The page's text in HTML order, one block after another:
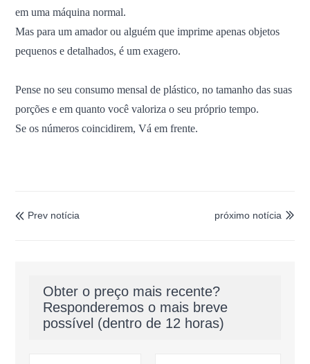
em uma máquina normal.
Mas para um amador ou alguém que imprime apenas objetos
pequenos e detalhados, é um exagero.
Pense no seu consumo mensal de plástico, no tamanho das suas
porções e em quanto você valoriza o seu próprio tempo.
Se os números coincidirem,Vá em frente.
 Prev notícia 
próximo notícia
Obter o preço mais recente?
Responderemos o mais breve
possível (dentro de 12 horas)